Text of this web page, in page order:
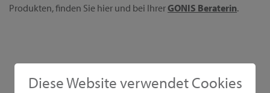
Diese Website verwendet Cookies
Produkten, finden Sie hier und bei IhrerGONIS Beraterin.